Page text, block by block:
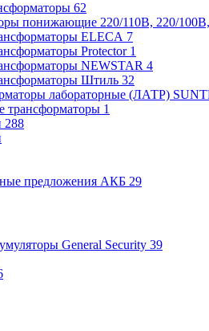
62
понижающие 220/110В, 220/
ELECA 7
Protector 1
NEWSTAR 4
Штиль 32
лабораторные (ЛАТР)
трансформаторы 1
288
предложения АКБ 29
General Security 39